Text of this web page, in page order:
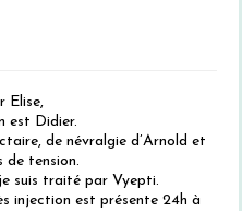
Elise,
est Didier.
de névralgie d’Arnold et
de tension.
suis traité par Vyepti.
injection est présente 24h à